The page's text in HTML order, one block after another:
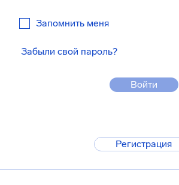
Запомнить меня
Забыли свой пароль?
Войти
Регистрация